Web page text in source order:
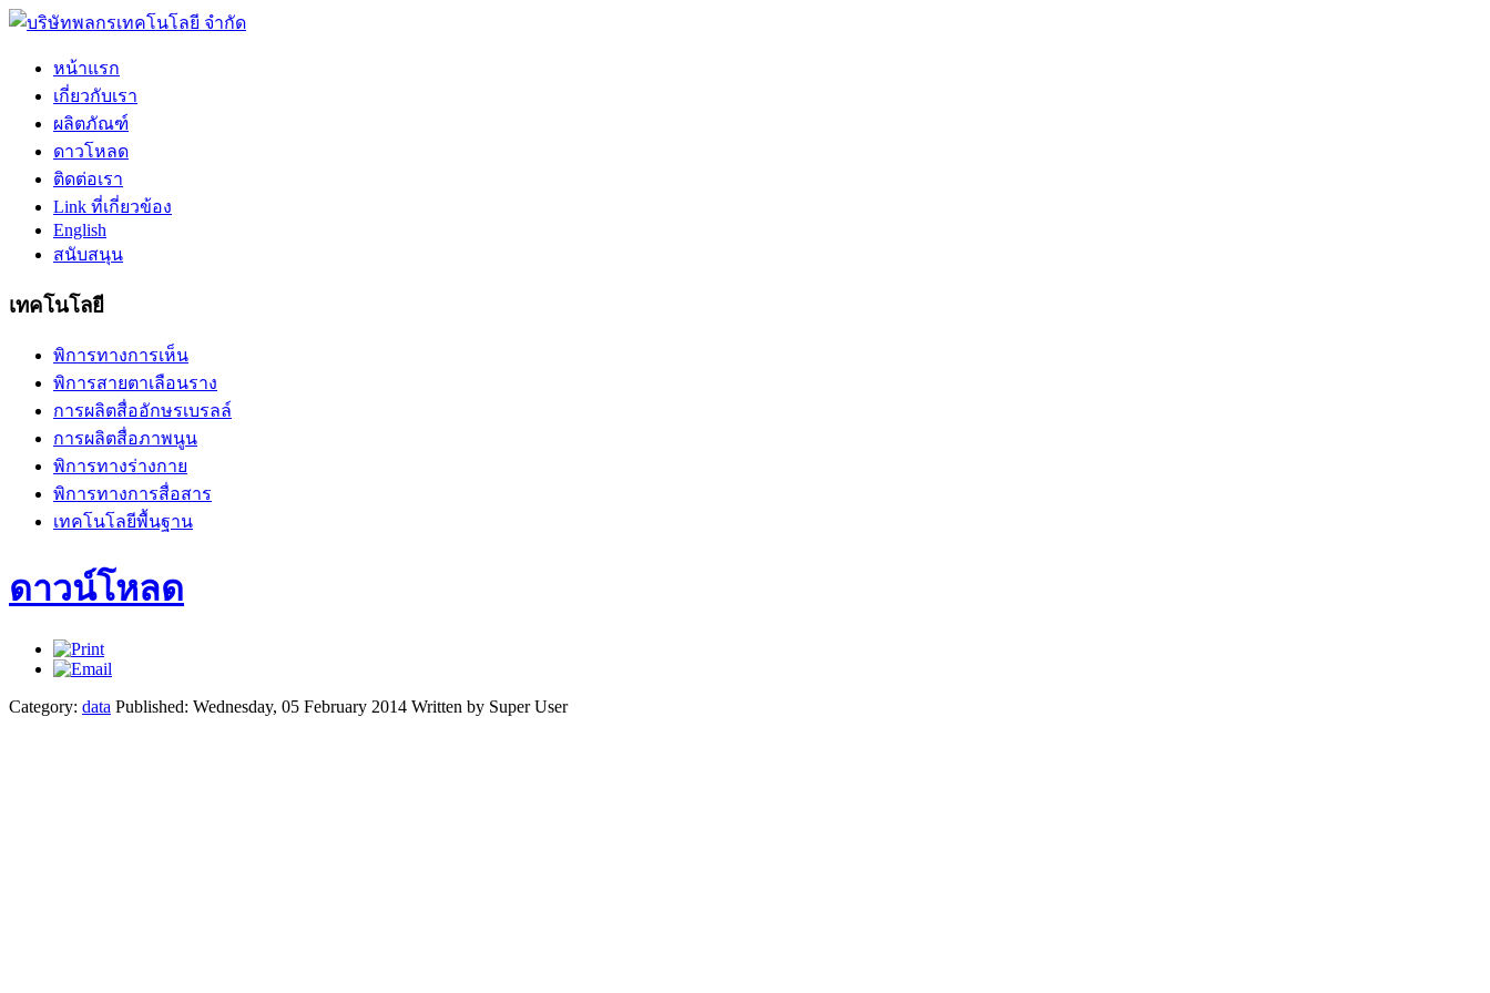
หน้าแรก
เกี่ยวกับเรา
ผลิตภัณฑ์
ดาวโหลด
ติดต่อเรา
Link ที่เกี่ยวข้อง
English
สนับสนุน
เทคโนโลยี
พิการทางการเห็น
พิการสายตาเลือนราง
การผลิตสื่ออักษรเบรลล์
การผลิตสื่อภาพนูน
พิการทางร่างกาย
พิการทางการสื่อสาร
เทคโนโลยีพื้นฐาน
ดาวน์โหลด
Category: data Published: Wednesday, 05 February 2014 Written by Super User